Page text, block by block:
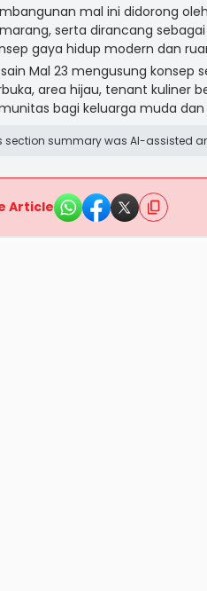
mal ini didorong
serta dirancang
gaya hidup modern dan
Mal 23 mengusung konsep
area hijau, tenant kuliner
bagi keluarga muda
section summary was AI-assisted
Article